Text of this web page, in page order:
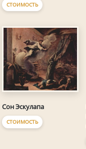
СТОИМОСТЬ
Сон Эскулапа
СТОИМОСТЬ